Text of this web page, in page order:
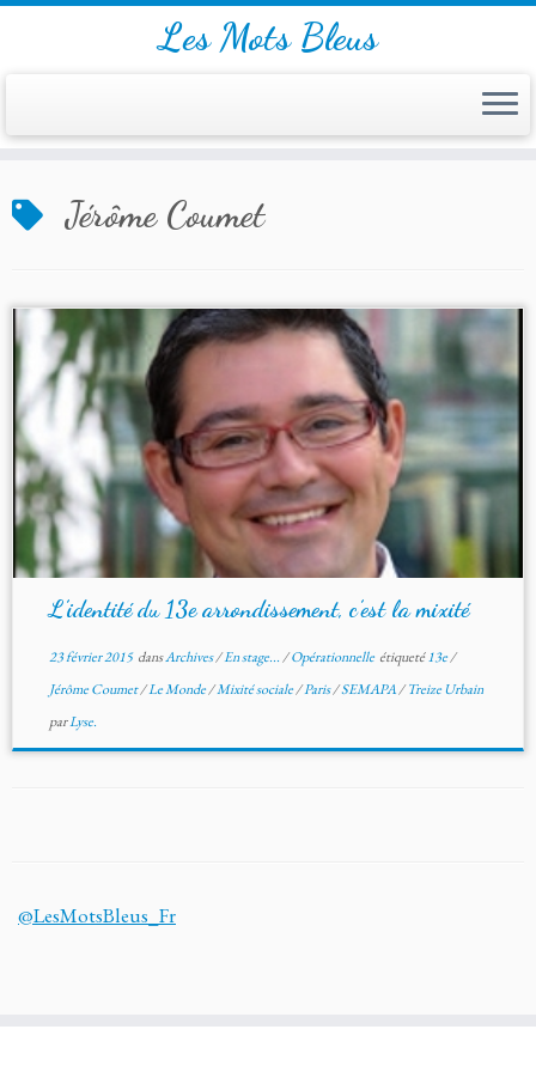
to
Les Mots Bleus
Jérôme Coumet
L’identité du 13e arrondissement, c’est la mixité
23 février 2015dansArchives/En stage.../Opérationnelle étiqueté13e/
Jérôme Coumet/Le Monde/Mixité sociale/Paris/SEMAPA/Treize Urbain
parLyse.
@LesMotsBleus_Fr